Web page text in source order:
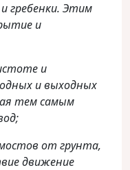
гребенки. Этим
и
и
и выходных
тем самым
от грунта,
движение